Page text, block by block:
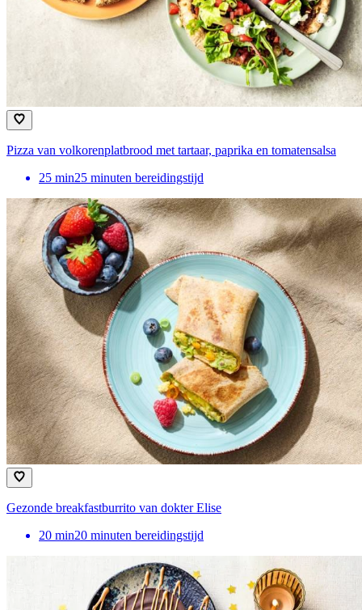
Pizza van volkorenplatbrood met tartaar, paprika en tomatensalsa
25 min25 minuten bereidingstijd
Gezonde breakfastburrito van dokter Elise
20 min20 minuten bereidingstijd